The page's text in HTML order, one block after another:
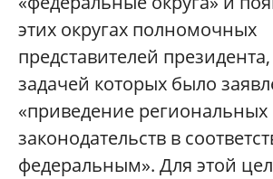
этих округах полномочных
представителей
задачей которых было
«приведение региональных
законодательств в
федеральным». Для этой